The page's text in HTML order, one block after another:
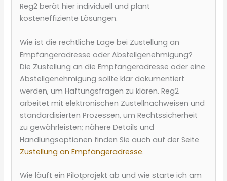
Reg2 berät hier individuell und plant
kosteneffiziente Lösungen.
Wie ist die rechtliche Lage bei Zustellung an
Empfängeradresse oder Abstellgenehmigung?
Die Zustellung an die Empfängeradresse oder eine
Abstellgenehmigung sollte klar dokumentiert
werden, um Haftungsfragen zu klären. Reg2
arbeitet mit elektronischen Zustellnachweisen und
standardisierten Prozessen, um Rechtssicherheit
zu gewährleisten; nähere Details und
Handlungsoptionen finden Sie auch auf der Seite
Zustellung an Empfängeradresse.
Wie läuft ein Pilotprojekt ab und wie starte ich am